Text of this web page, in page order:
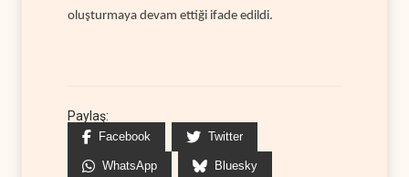
oluşturmaya devam ettiği ifade edildi.
Paylaş:
Facebook Twitter
WhatsApp Bluesky